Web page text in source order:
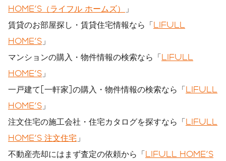
HOME'S（ライフル ホームズ）
」
賃貸のお部屋探し・賃貸住宅情報なら「LIFULL
HOME'S 」
マンションの購入・物件情報の検索なら「LIFULL
HOME'S 」
一戸建て[一軒家]の購入・物件情報の検索なら「LIFULL
HOME'S 」
注文住宅の施工会社・住宅カタログを探すなら「LIFULL
HOME'S 注文住宅 」
不動産売却にはまず査定の依頼から「LIFULL HOME'S